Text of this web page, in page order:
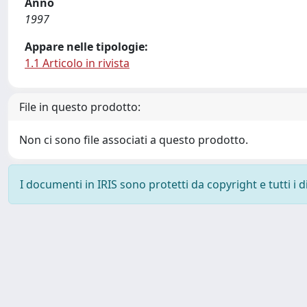
1997
Appare nelle tipologie:
1.1 Articolo in rivista
File in questo prodotto:
Non ci sono file associati a questo prodotto.
I documenti in IRIS sono protetti da copyright e tutti i